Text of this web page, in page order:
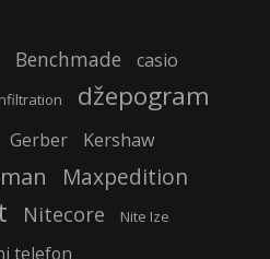
Benchmade casio
džepogram
Gerber Kershaw
Maxpedition
Nitecore Nite Ize
telefon